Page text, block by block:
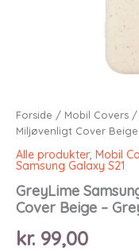
Forside / Mobil Covers /
Miljøvenligt Cover Beige
Alle produkter, Mobil
Samsung Galaxy S21
GreyLime
Cover Beige –
kr. 99,00